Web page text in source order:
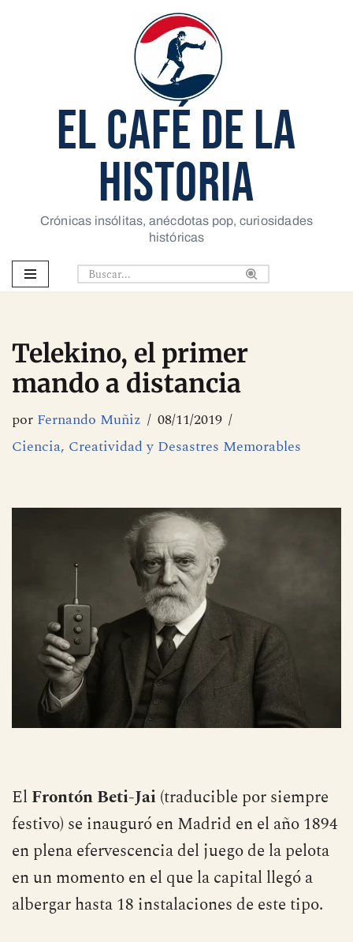
EL CAFÉ DE LA
HISTORIA
Crónicas insólitas, anécdotas pop, curiosidades
históricas
Telekino, el primer
mando a distancia
por Fernando Muñiz
08/11/2019
Ciencia, Creatividad y Desastres Memorables
El Frontón Beti-Jai(traducible por siempre
festivo) se inauguró en Madrid en el año 1894
en plena efervescencia del juego de la pelota
en un momento en el que la capital llegó a
albergar hasta 18 instalaciones de este tipo.